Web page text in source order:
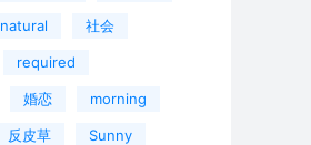
natural 社会
required
婚恋 morning
反皮草 Sunny